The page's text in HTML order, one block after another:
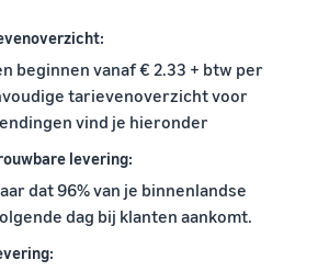
beginnen vanaf € 2.33 + btw per
tarievenoverzicht voor
vind je hieronder
levering:
dat 96% van je binnenlandse
dag bij klanten aankomt.